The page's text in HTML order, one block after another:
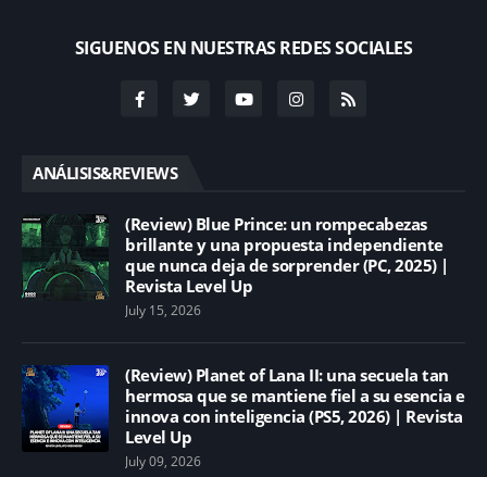
SIGUENOS EN NUESTRAS REDES SOCIALES
ANÁLISIS&REVIEWS
(Review) Blue Prince: un rompecabezas
brillante y una propuesta independiente
que nunca deja de sorprender (PC, 2025) |
Revista Level Up
July 15, 2026
(Review) Planet of Lana II: una secuela tan
hermosa que se mantiene fiel a su esencia e
innova con inteligencia (PS5, 2026) | Revista
Level Up
July 09, 2026